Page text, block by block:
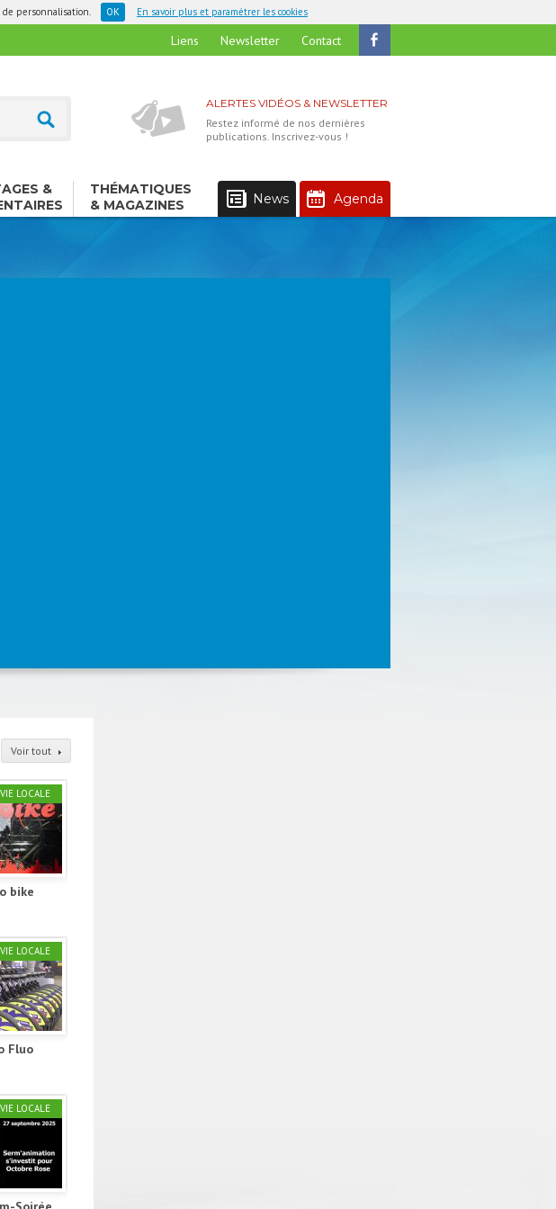
de personnalisation. En savoir plus et paramétrer les cookies
Liens Newsletter Contact
ALERTES VIDÉOS & NEWSLETTER
Restez informé de nos dernières
publications. Inscrivez-vous !
&
THÉMATIQUES
& MAGAZINES
News Agenda
Voir tout
LOCALE
bike
LOCALE
Fluo
LOCALE